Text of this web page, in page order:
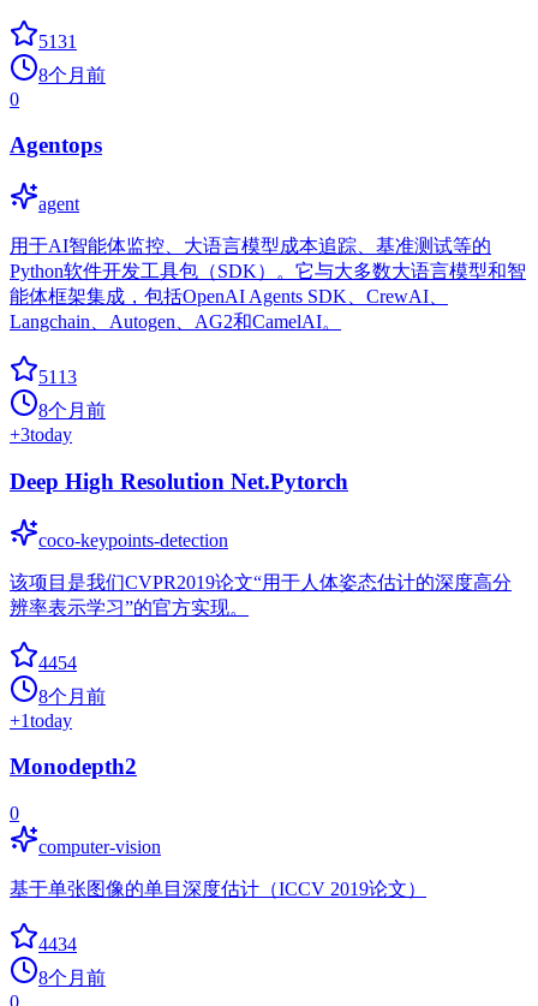
5131
8个月前
0
Agentops
agent
用于AI智能体监控、大语言模型成本追踪、基准测试等的
Python软件开发工具包（SDK）。它与大多数大语言模型和智
能体框架集成，包括OpenAI Agents SDK、CrewAI、
Langchain、Autogen、AG2和CamelAI。
5113
8个月前
+3today
Deep High Resolution Net.Pytorch
coco-keypoints-detection
该项目是我们CVPR2019论文“用于人体姿态估计的深度高分
辨率表示学习”的官方实现。
4454
8个月前
+1today
Monodepth2
0
computer-vision
基于单张图像的单目深度估计（ICCV 2019论文）
4434
8个月前
0